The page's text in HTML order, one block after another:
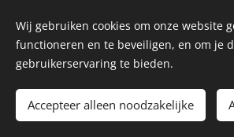
Mogelijk gemaakt doorWebnode
Wij gebruiken cookies om onze website
functioneren en te beveiligen, en om je
gebruikerservaring te bieden.
Accepteer alleen noodzakelijke